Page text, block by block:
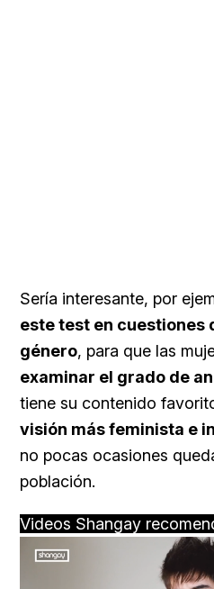
Sería interesante, por
este test en cuestiones
género, para que las
examinar el grado de
tiene su contenido
visión más feminista e
no pocas ocasiones
población.
Videos Shangay